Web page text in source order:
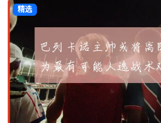
精选